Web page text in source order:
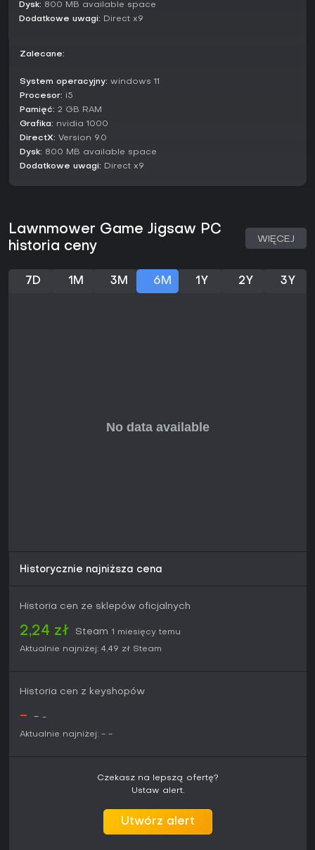
Dysk: 800 MB available space
Dodatkowe uwagi: Direct x9
Zalecane:
System operacyjny: windows 11
Procesor: i5
Pamięć: 2 GB RAM
Grafika: nvidia 1000
DirectX: Version 9.0
Dysk: 800 MB available space
Dodatkowe uwagi: Direct x9
Lawnmower Game Jigsaw PC
historia ceny
WIĘCEJ
7D 1M 3M 6M 1Y 2Y 3Y
Historycznie najniższa cena
Historia cen ze sklepów oficjalnych
2,24 zł Steam 1 miesięcy temu
Aktualnie najniżej: 4,49 zł Steam
Historia cen z keyshopów
- - -
Aktualnie najniżej: - -
Czekasz na lepszą ofertę?
Ustaw alert.
Utwórz alert